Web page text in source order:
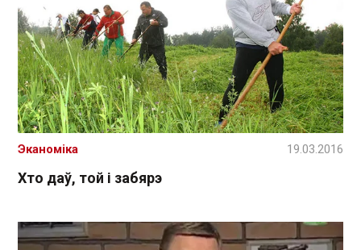
Хто даў, той і забярэ
Эканоміка 19.03.2016